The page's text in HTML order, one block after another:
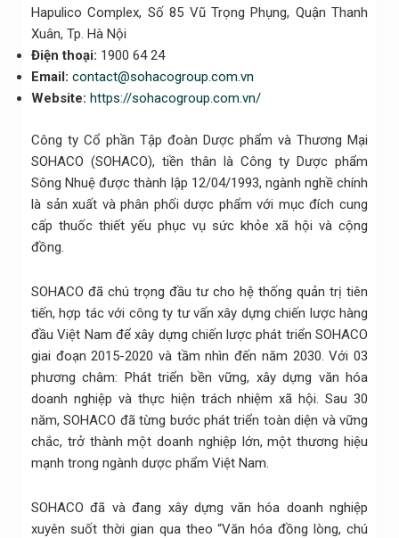
Hapulico Complex, Số 85 Vũ Trọng Phụng, Quận Thanh
Xuân, Tp. Hà Nội
Điện thoại: 1900 64 24
Email: contact@sohacogroup.com.vn
Website: https://sohacogroup.com.vn/
Công ty Cổ phần Tập đoàn Dược phẩm và Thương Mại
SOHACO (SOHACO), tiền thân là Công ty Dược phẩm
Sông Nhuệ được thành lập 12/04/1993, ngành nghề chính
là sản xuất và phân phối dược phẩm với mục đích cung
cấp thuốc thiết yếu phục vụ sức khỏe xã hội và cộng
đồng.
SOHACO đã chú trọng đầu tư cho hệ thống quản trị tiên
tiến, hợp tác với công ty tư vấn xây dựng chiến lược hàng
đầu Việt Nam để xây dựng chiến lược phát triển SOHACO
giai đoạn 2015-2020 và tầm nhìn đến năm 2030. Với 03
phương châm: Phát triển bền vững, xây dựng văn hóa
doanh nghiệp và thực hiện trách nhiệm xã hội. Sau 30
năm, SOHACO đã từng bước phát triển toàn diện và vững
chắc, trở thành một doanh nghiệp lớn, một thương hiệu
mạnh trong ngành dược phẩm Việt Nam.
SOHACO đã và đang xây dựng văn hóa doanh nghiệp
xuyên suốt thời gian qua theo “Văn hóa đồng lòng, chú